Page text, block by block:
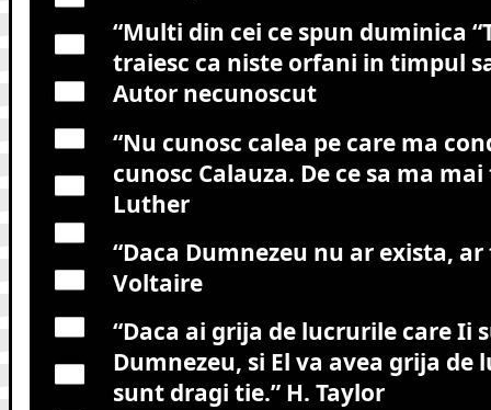
“Multi din cei ce spun duminica
traiesc ca niste orfani in timpul
Autor necunoscut
“Nu cunosc calea pe care ma
cunosc Calauza. De ce sa ma mai
Luther
“Daca Dumnezeu nu ar exista,
Voltaire
“Daca ai grija de lucrurile care Ii
Dumnezeu, si El va avea grija de
sunt dragi tie.”H. Taylor